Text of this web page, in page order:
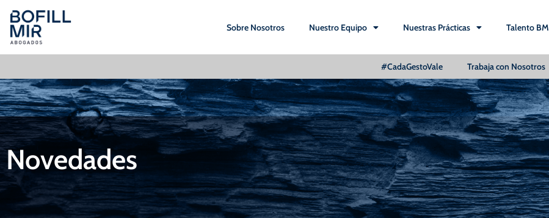
Sobre Nosotros Nuestro Equipo Nuestras Prácticas Talento BM
#CadaGestoVale Trabaja con Nosotros
Novedades